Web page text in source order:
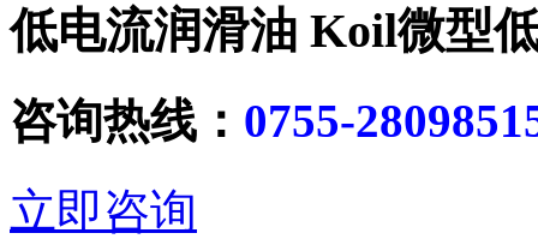
低电流润滑油 Koil微型
咨询热线： 0755-
立即咨询